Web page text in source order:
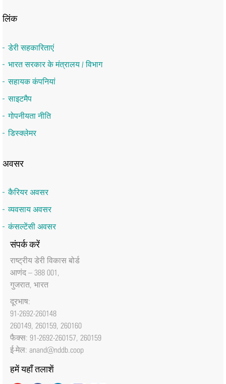
लिंक
डेरी सहकारिताएं
भारत सरकार के मंत्रालय / विभाग
सहायक कंपनियां
साइटमैप
गोपनीयता नीति
डिस्क्लेमर
अवसर
कैरियर अवसर
व्यवसाय अवसर
कंसल्टेंसी अवसर
संपर्क करें
राष्‍ट्रीय डेरी विकास बोर्ड
आणंद – 388 001,
गुजरात, भारत
दूरभाष:
91-2692-260148
260149, 260159, 260160
फैक्‍स: 91-2692-260157, 260159
ई-मेल: anand@nddb.coop
हमें यहाँ तलाशें